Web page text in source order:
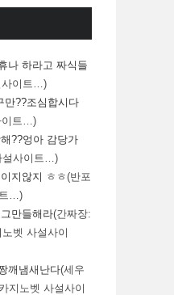
나 하라고 짜식들
사이트…)
만??조심합시다
이트…)
??엉아 감당가
설사이트…)
지않지 ㅎㅎ(반포
트…)
만들해라(간짜장:
벳 사설사이
깨냄새난다(세우
지노벳 사설사이